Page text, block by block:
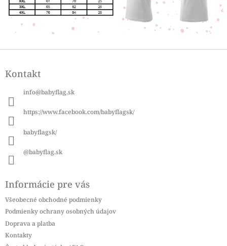
Z
pKontakt
info@babyflag.sk
https://www.facebook.com/babyflagsk/
babyflagsk/
@babyflag.sk
Informácie pre vás
Všeobecné obchodné podmienky
Podmienky ochrany osobných údajov
Doprava a platba
Kontakty